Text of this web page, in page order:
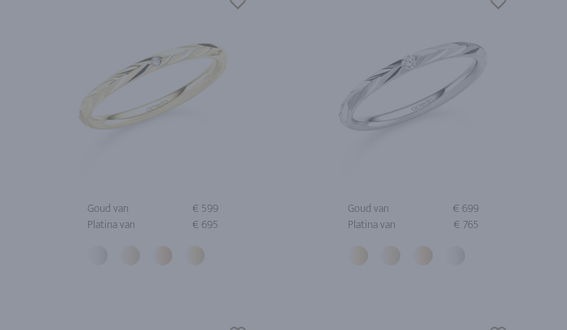
Goud van
€ 599
Platina van
€ 695
Goud van
€ 699
Platina van
€ 765